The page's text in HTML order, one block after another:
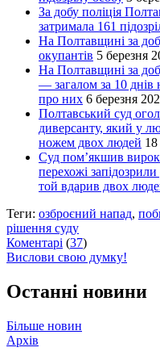
За добу поліція
затримала 161
На Полтавщині за
окупантів 5 березня
На Полтавщині за
— загалом за 10 днів
про них 6 березня
Полтавський суд
диверсанту, який у
ножем двох людей
Суд пом’якшив вирок
перехожі
той вдарив двох
Теги: озброєний напад,
рішення суду
Коментарі (37)
Вислови свою думку!
Останні новини
Більше новин
Архів